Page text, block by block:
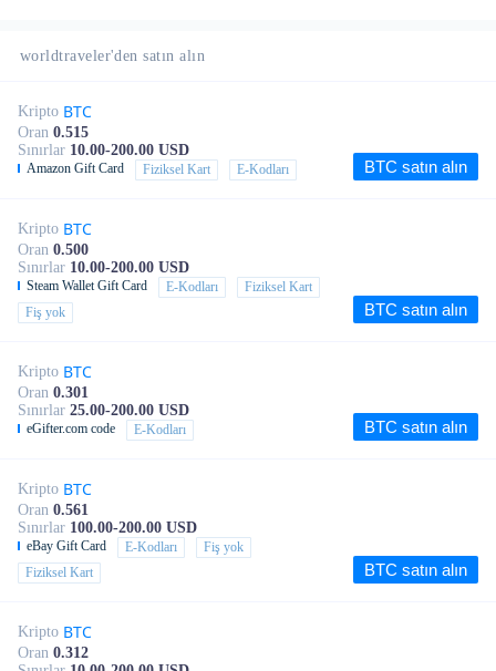
worldtraveler'den satın alın
Kripto BTC
Oran 0.515
Sınırlar 10.00-200.00 USD
Amazon Gift Card Fiziksel Kart E-Kodları BTC satın alın
Kripto BTC
Oran 0.500
Sınırlar 10.00-200.00 USD
Steam Wallet Gift Card E-Kodları
Fiziksel Kart
Fiş yok
BTC satın alın
Kripto BTC
Oran 0.301
Sınırlar 25.00-200.00 USD
eGifter.com code E-Kodları BTC satın alın
Kripto BTC
Oran 0.561
Sınırlar 100.00-200.00 USD
eBay Gift Card E-Kodları
Fiş yok
Fiziksel Kart
BTC satın alın
Kripto BTC
Oran 0.312